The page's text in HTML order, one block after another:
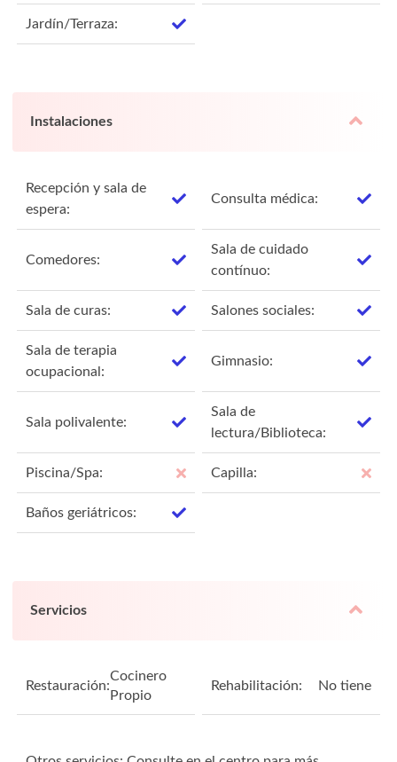
Jardín/Terraza:
Instalaciones
Recepción y sala de
espera:
Consulta médica:
Comedores:
Sala de cuidado
contínuo:
Sala de curas: Salones sociales:
Sala de terapia
ocupacional:
Gimnasio:
Sala polivalente:
Sala de
lectura/Biblioteca:
Piscina/Spa: Capilla:
Baños geriátricos:
Servicios
Restauración:
Cocinero
Propio
Rehabilitación: No tiene